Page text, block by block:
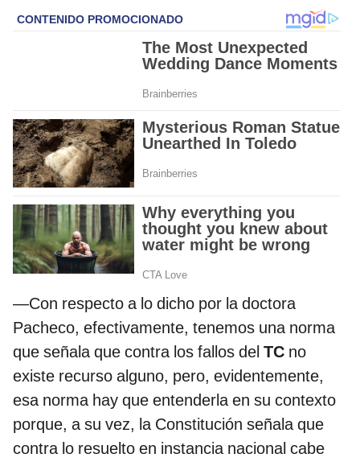
—Con respecto a lo dicho por la doctora
Pacheco, efectivamente, tenemos una norma
que señala que contra los fallos del TC no
existe recurso alguno, pero, evidentemente,
esa norma hay que entenderla en su contexto
porque, a su vez, la Constitución señala que
contra lo resuelto en instancia nacional cabe